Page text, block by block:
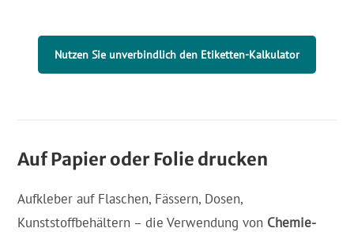
Nutzen Sie unverbindlich den Etiketten-Kalkulator
Auf Papier oder Folie drucken
Aufkleber auf Flaschen, Fässern, Dosen,
Kunststoffbehältern – die Verwendung von Chemie-